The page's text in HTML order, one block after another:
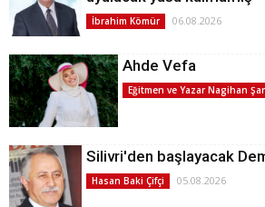
İbrahim Kömür 06.08.2026
Ahde Vefa
Eğitmen ve Yazar Nagihan
Silivri'den başlayacak
Hasan Baki Çifçi 05.08.2026